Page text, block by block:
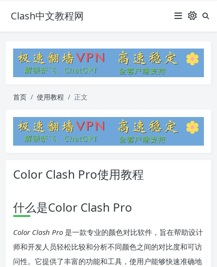
Clash中文教程网
首页 使用教程 正文
Color Clash Pro使用教程
什么是Color Clash Pro
Color Clash Pro 是一款专业的颜色对比软件，旨在帮助设计
师和开发人员轻松比较和分析不同颜色之间的对比度和可访
问性。它提供了丰富的功能和工具，使用户能够快速准确地